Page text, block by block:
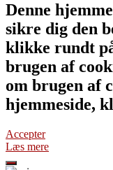
Denne
sikre dig den
klikke rundt
brugen af
om brugen af
hjemmeside,
Accepter
Læs mere